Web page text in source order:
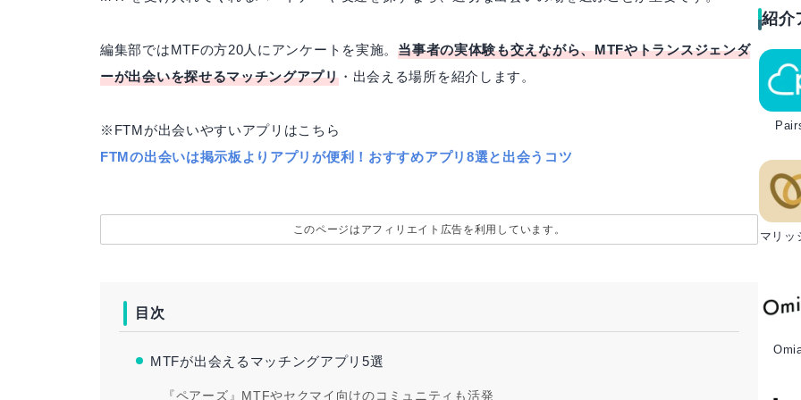
編集部ではMTFの方20人にアンケートを実施。当事者の実体験も交えながら、MTFやトランスジェンダ
ーが出会いを探せるマッチングアプリ・出会える場所を紹介します。
※FTMが出会いやすいアプリはこちら
FTMの出会いは掲示板よりアプリが便利！おすすめアプリ8選と出会うコツ
このページはアフィリエイト広告を利用しています。
目次
MTFが出会えるマッチングアプリ5選
『ペアーズ』MTFやセクマイ向けのコミュニティも活発
紹介
マリッ